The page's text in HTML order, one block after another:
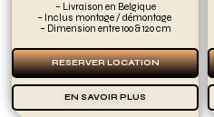
– Livraison en Belgique
– Inclus montage / démontage
– Dimension entre 100 & 120 cm
RESERVER LOCATION
EN SAVOIR PLUS